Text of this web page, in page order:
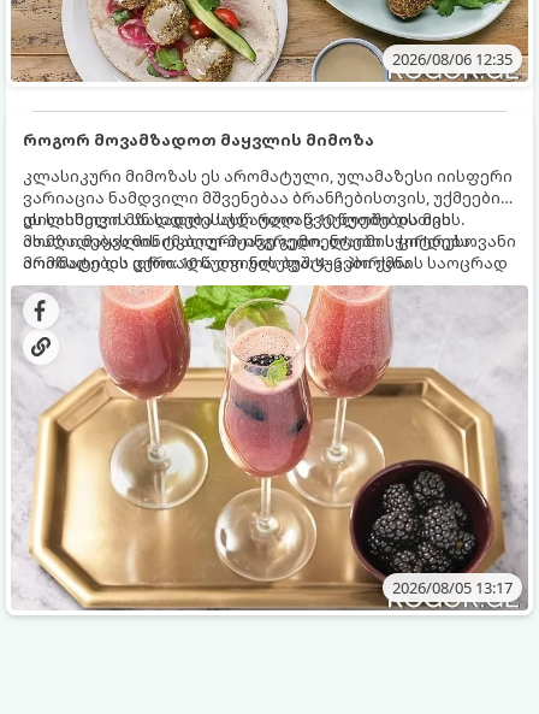
2026/08/06 12:35
როგორ მოვამზადოთ მაყვლის მიმოზა
კლასიკური მიმოზას ეს არომატული, ულამაზესი იისფერი
ვარიაცია ნამდვილი მშვენებაა ბრანჩებისთვის, უქმეების
დილისთვის ან სადღესასწაულო წვეულებებისთვის.
ახალი მაყვლის ტკბილ-მჟავე გემო, ლაიმის ციტრუსოვანი
არომატი და ცქრიალა ღვინის ბუშტუკები ქმნის საოცრად
დახვეწილ და მაგრილებელ კოქტეილს.
ეს სასმელი მზადდება სულ რაღაც 10 წუთში და მის
მომზადებას მინიმალური ინგრედიენტები სჭირდება.
მომზადების დრო: 10 წუთი ულუფა: 4–6 პორცია
2026/08/05 13:17